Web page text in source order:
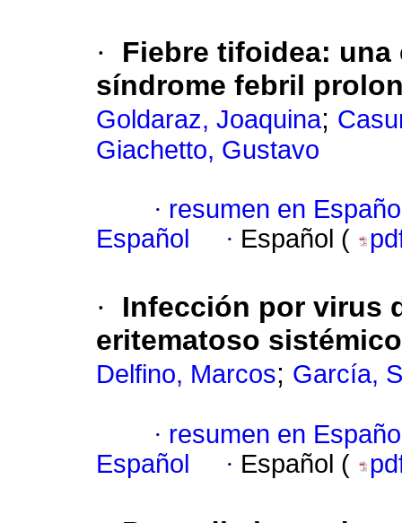
·
Fiebre tifoidea:
síndrome febril
Goldaraz, Joaquina;
Giachetto, Gustavo
· resumen en
Español
· Español (
·
Infección por virus
eritematoso
Delfino, Marcos; García,
· resumen en
Español
· Español (